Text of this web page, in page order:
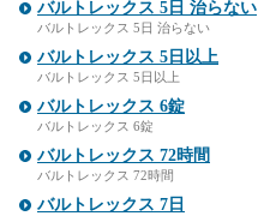
バルトレックス 5日 治らない
バルトレックス 5日 治らない
バルトレックス 5日以上
バルトレックス 5日以上
バルトレックス 6錠
バルトレックス 6錠
バルトレックス 72時間
バルトレックス 72時間
バルトレックス 7日